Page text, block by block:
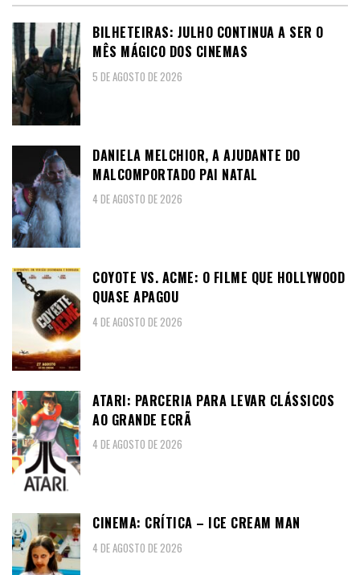
BILHETEIRAS: JULHO CONTINUA A SER O
MÊS MÁGICO DOS CINEMAS
5 DE AGOSTO DE 2026
DANIELA MELCHIOR, A AJUDANTE DO
MALCOMPORTADO PAI NATAL
4 DE AGOSTO DE 2026
COYOTE VS. ACME: O FILME QUE HOLLYWOOD
QUASE APAGOU
4 DE AGOSTO DE 2026
ATARI: PARCERIA PARA LEVAR CLÁSSICOS
AO GRANDE ECRÃ
4 DE AGOSTO DE 2026
CINEMA: CRÍTICA – ICE CREAM MAN
4 DE AGOSTO DE 2026